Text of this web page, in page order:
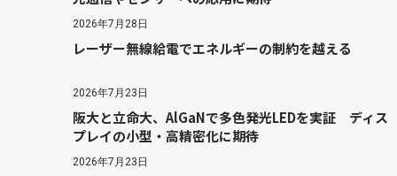
2026年7月28日
レーザー無線給電でエネルギーの制約を越える
2026年7月23日
阪大と立命大、AlGaNで多色発光LEDを実証 ディス
プレイの小型・高精密化に期待
2026年7月23日